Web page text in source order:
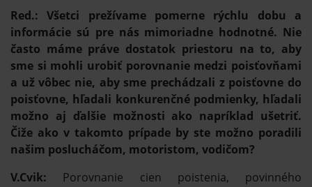
Red.: Všetci prežívame pomerne rýchlu dobu a
informácie sú pre nás mimoriadne hodnotné. Nie
často máme práve dostatok priestoru na to, aby
sme si mohli urobiť porovnanie medzi poisťovňami
a už vôbec nie, aby sme prechádzali z poisťovne do
poisťovne, hľadali konkurenčné podmienky, hľadali
možno aj ďalšie možnosti ako napríklad ušetriť.
Čiže ako v takomto prípade by ste možno poradili
našim poslucháčom, motoristom, vodičom?
V.Cvik: Porovnanie cien poistenia, povinného